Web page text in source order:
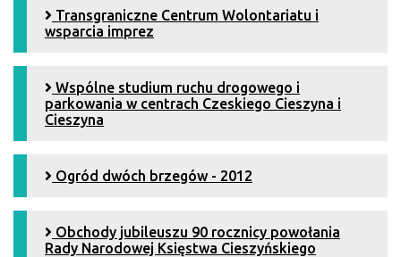
Transgraniczne Centrum Wolontariatu i
wsparcia imprez
Wspólne studium ruchu drogowego i
parkowania w centrach Czeskiego Cieszyna i
Cieszyna
Ogród dwóch brzegów - 2012
Obchody jubileuszu 90 rocznicy powołania
Rady Narodowej Księstwa Cieszyńskiego